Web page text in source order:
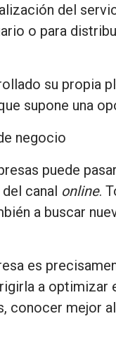
del
o para
su propia
supone una
negocio
puede
canal online.
a buscar
es
a optimizar
conocer mejor